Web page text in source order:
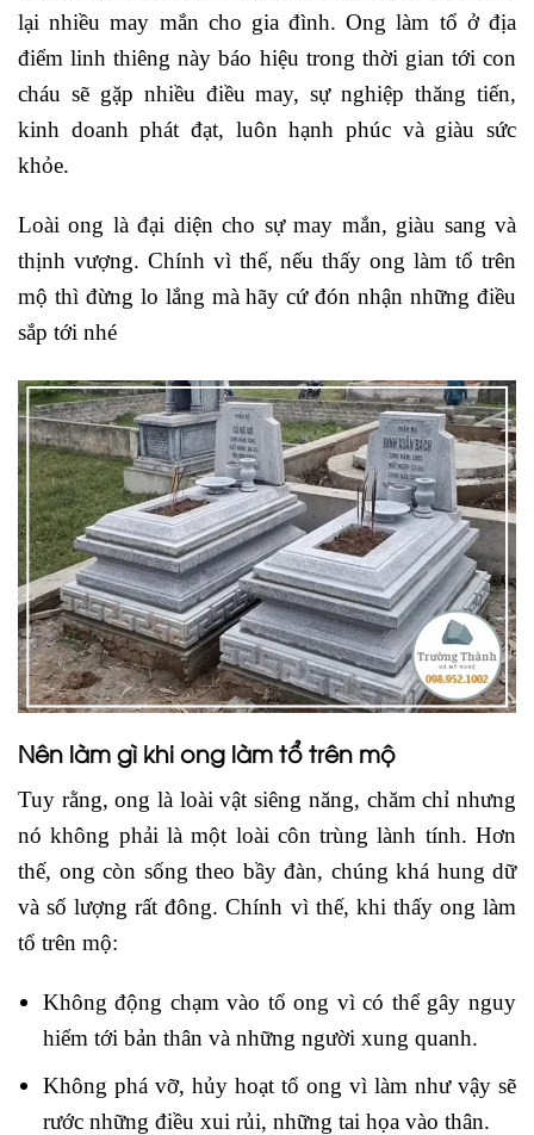
lại nhiều may mắn cho gia đình. Ong làm tổ ở địa
điểm linh thiêng này báo hiệu trong thời gian tới con
cháu sẽ gặp nhiều điều may, sự nghiệp thăng tiến,
kinh doanh phát đạt, luôn hạnh phúc và giàu sức
khỏe.
Loài ong là đại diện cho sự may mắn, giàu sang và
thịnh vượng. Chính vì thế, nếu thấy ong làm tổ trên
mộ thì đừng lo lắng mà hãy cứ đón nhận những điều
sắp tới nhé
Nên làm gì khi ong làm tổ trên mộ
Tuy rằng, ong là loài vật siêng năng, chăm chỉ nhưng
nó không phải là một loài côn trùng lành tính. Hơn
thế, ong còn sống theo bầy đàn, chúng khá hung dữ
và số lượng rất đông. Chính vì thế, khi thấy ong làm
tổ trên mộ:
Không động chạm vào tổ ong vì có thể gây nguy
hiểm tới bản thân và những người xung quanh.
Không phá vỡ, hủy hoạt tổ ong vì làm như vậy sẽ
rước những điều xui rủi, những tai họa vào thân.